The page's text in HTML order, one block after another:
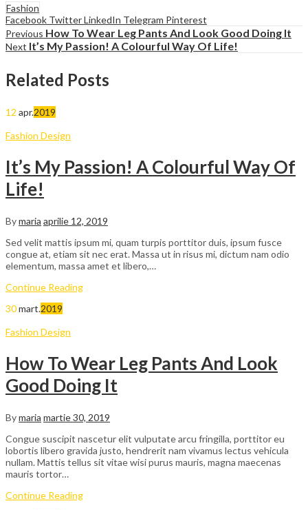
Fashion
Facebook TwitterLinkedIn Telegram Pinterest
Previous How To Wear Leg Pants And Look Good Doing It
Next It’s My Passion! A Colourful Way Of Life!
Related Posts
12 apr.2019
Fashion Design
It’s My Passion! A Colourful Way Of
Life!
Bymaria aprilie 12, 2019
Sed velit mattis ipsum mi, quam turpis porttitor duis, ipsum fusce
congue at, etiam sit nec erat. Massa ut in risus mi, dictum nam odio
elementum, massa amet et libero,…
Continue Reading
30mart.2019
Fashion Design
How To Wear Leg Pants And Look
Good Doing It
Bymaria martie 30, 2019
Congue suscipit nascetur elit vulputate arcu fringilla, porttitor eu
lobortis libero gravida justo, hendrerit nam vivamus lectus vehicula
nullam. Mattis tellus sit vitae wisi purus mauris, magna maecenas
mauris tortor…
Continue Reading